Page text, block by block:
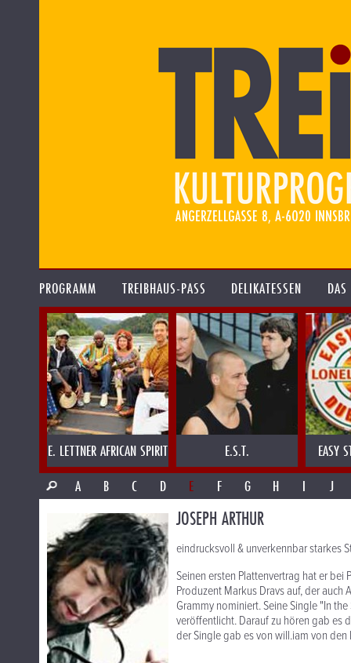
PROGRAMM TREIBHAUS-PASS DELIKATESSEN
E. LETTNER AFRICAN SPIRIT E.S.T.
EASY
A
B C D E F G H I J
JOSEPH ARTHUR
eindrucksvoll & unverkennbar starkes
Seinen ersten Plattenvertrag hat er bei
Produzent Markus Dravs auf, der
Grammy nominiert. Seine Single "In
veröffentlicht. Darauf zu hören gab es
der Single gab es von will.iam von den